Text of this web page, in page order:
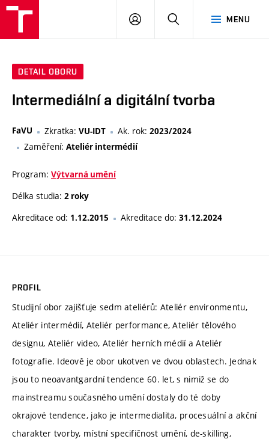
MENU
PŘIHLÁSIT
DETAIL OBORU
Intermediální a digitální tvorba
FaVU Zkratka: VU-IDT Ak. rok: 2023/2024
Zaměření: Ateliér intermédií
Program: Výtvarná umění
Délka studia: 2 roky
Akreditace od: 1.12.2015 Akreditace do: 31.12.2024
PROFIL
Studijní obor zajišťuje sedm ateliérů: Ateliér environmentu,
Ateliér intermédií, Ateliér performance, Ateliér tělového
designu, Ateliér video, Ateliér herních médií a Ateliér
fotografie. Ideově je obor ukotven ve dvou oblastech. Jednak
jsou to neoavantgardní tendence 60. let, s nimiž se do
mainstreamu současného umění dostaly do té doby
okrajové tendence, jako je intermedialita, procesuální a akční
charakter tvorby, místní specifičnost umění, de-skilling,